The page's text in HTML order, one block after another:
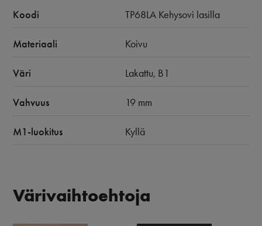
Koodi TP68LA Kehysovi lasilla
Materiaali Koivu
Väri Lakattu, B1
Vahvuus 19 mm
M1-luokitus Kyllä
Värivaihtoehtoja